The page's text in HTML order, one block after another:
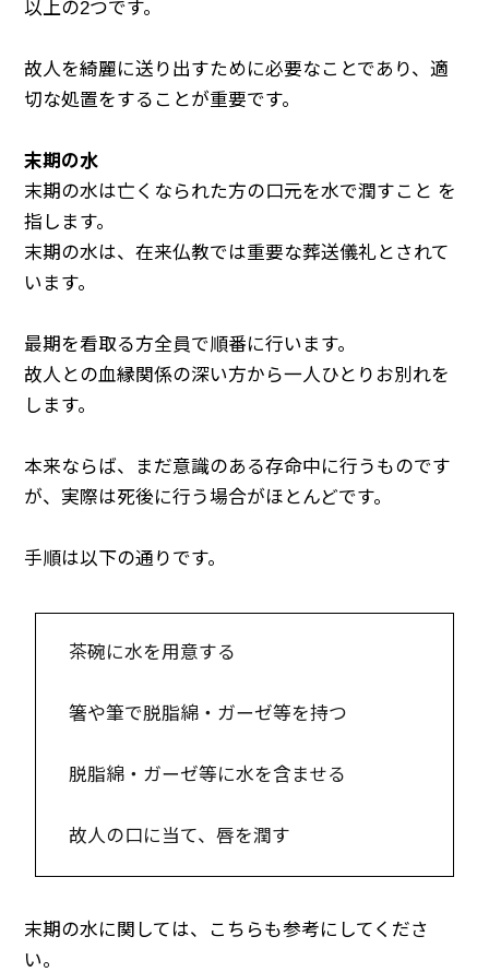
以上の2つです。
故人を綺麗に送り出すために必要なことであり、適
切な処置をすることが重要です。
末期の水
末期の水は亡くなられた方の口元を水で潤すこと を
指します。
末期の水は、在来仏教では重要な葬送儀礼とされて
います。
最期を看取る方全員で順番に行います。
故人との血縁関係の深い方から一人ひとりお別れを
します。
本来ならば、まだ意識のある存命中に行うものです
が、実際は死後に行う場合がほとんどです。
手順は以下の通りです。
茶碗に水を用意する
箸や筆で脱脂綿・ガーゼ等を持つ
脱脂綿・ガーゼ等に水を含ませる
故人の口に当て、唇を潤す
末期の水に関しては、こちらも参考にしてくださ
い。